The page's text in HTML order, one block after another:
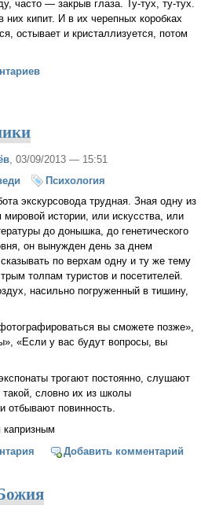
часто — закрыв глаза. Ту-тух, ту-тух.
них кипит. И в их черепных коробках
остывает и кристаллизуется, потом
, 03/09/2013 — 15:51
Психология
экскурсовода трудная. Зная одну из
мировой истории, или искусства, или
до донышка, до генетического
он вынужден день за днем
по верхам одну и ту же тему
толпам туристов и посетителей.
насильно погруженный в тишину,
вы сможете позже»,
«Если у вас будут вопросы, вы
трогают постоянно, слушают
словно их из школы
отбывают повинность.
спутники Добавить комментарий